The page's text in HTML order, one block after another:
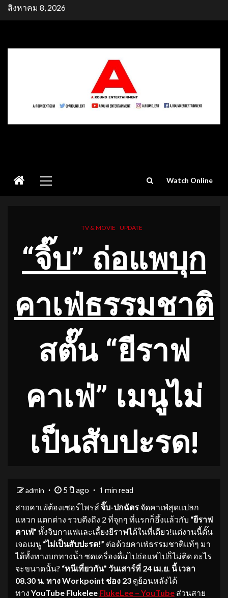
Skipสิงหาคม 8, 2026
Menu
Watch Online
TV & MOVIE UPDATE
“จิ๊บ” ถ่อแพบุก
คาเฟ่ธรรมชาติ
สตั๊น “ยีราฟ
คาเฟ่” เมนูไม่
เป็นสับปะรด!
admin 5 ปี ago 1 min read
สายคาเฟ่ต้องเซอร์ไพรส์จิ๊บ-ปกฉัตร จัดคาเฟ่สุดแปลก
แหวก แตกต่าง รวบตึงถึง 2 ที่จุกๆ ที่แรกก็อึ้งแล้วกับ “ยีราฟ
คาเฟ่” ทั้งจิบกาแฟและเลี้ยงยีราฟได้ในที่เดียว!แต่งานนี้ดั๊น
เจอเมนู “ไม่เป็นสับปะรด!” ต่อด้วยคาเฟ่ธรรมชาติแท้ๆ มา
ได้ทั้งทางบกทางน้ำ ซดเครื่องดื่มไปถ่อแพไปก็ไม่ติด อะไร
จะขนาดนั้น? “หนีเที่ยวกัน” วันเสาร์ที่ 24 เม.ย. นี้ เวลา
08.30 น. ทาง Workpoint ช่อง 23 ดูย้อนหลังได้
ทาง YouTube Flukelee FlukeLee – YouTube ส่วนสาย